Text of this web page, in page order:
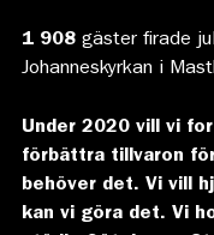
1 908gäster firade
Johanneskyrkan i
Under 2020 vill vi
förbättra tillvaron
behöver det. Vi vill
kan vi göra det. Vi